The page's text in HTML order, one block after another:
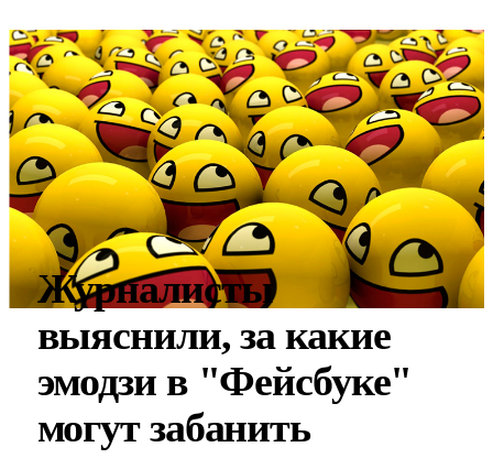
Журналисты
выяснили, за какие
эмодзи в "Фейсбуке"
могут забанить